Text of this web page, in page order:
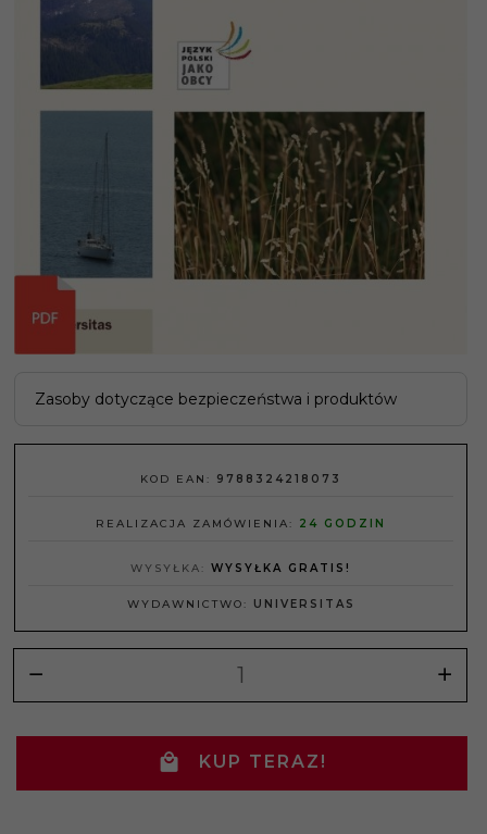
Zasoby dotyczące bezpieczeństwa i produktów
KOD EAN: 9788324218073
REALIZACJA ZAMÓWIENIA: 24 GODZIN
WYSYŁKA: WYSYŁKA GRATIS!
WYDAWNICTWO: UNIVERSITAS
KUP TERAZ!